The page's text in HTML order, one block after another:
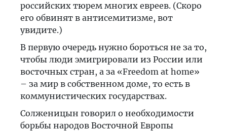
российских тюрем многих евреев. (Скоро
его обвинят в антисемитизме, вот
увидите.)
В первую очередь нужно бороться не за то,
чтобы люди эмигрировали из России или
восточных стран, а за «Freedom at home»
– за мир в собственном доме, то есть в
коммунистических государствах.
Солженицын говорил о необходимости
борьбы народов Восточной Европы